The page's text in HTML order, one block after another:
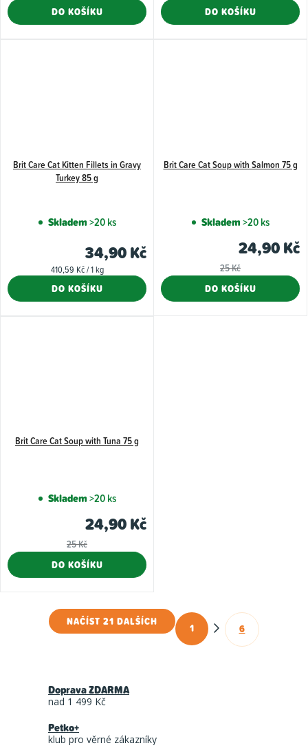
DO KOŠÍKU DO KOŠÍKU
Brit Care Cat Kitten Fillets in Gravy
Turkey 85 g
Skladem>20 ks
34,90 Kč
Měrná
410,59 Kč / 1 kg
DO KOŠÍKU
Brit Care Cat Soup with Salmon 75 g
Skladem>20 ks
24,90 Kč
25 Kč
DO KOŠÍKU
Brit Care Cat Soup with Tuna 75 g
Skladem>20 ks
24,90 Kč
25 Kč
DO KOŠÍKU
O
a
NAČÍST 21 DALŠÍCH
S
1 6
Doprava ZDARMA
nad 1 499 Kč
Petko+
klub pro věrné zákazníky